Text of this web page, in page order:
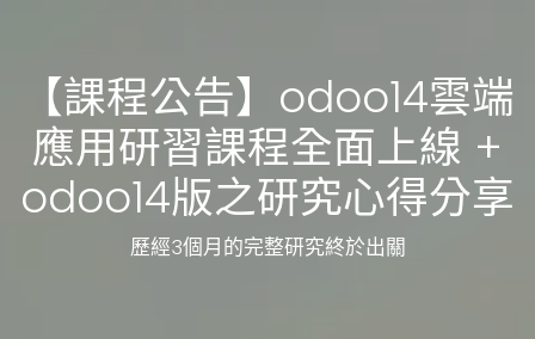
【課程公告】odoo14雲端
應用研習課程全面上線 +
odoo14版之研究心得分享
歷經3個月的完整研究終於出關